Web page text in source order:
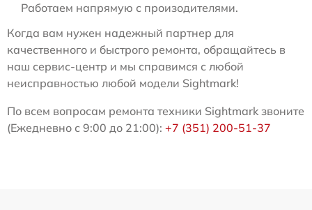
Работаем напрямую с произодителями.
Когда вам нужен надежный партнер для
качественного и быстрого ремонта, обращайтесь в
наш сервис-центр и мы справимся с любой
неисправностью любой модели Sightmark!
По всем вопросам ремонта техники Sightmark звоните
(Ежедневно с 9:00 до 21:00): +7 (351) 200-51-37